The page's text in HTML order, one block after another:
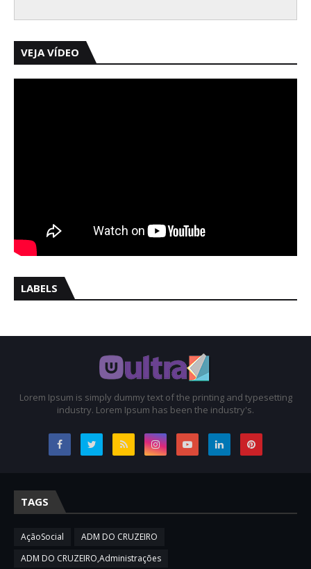
VEJA VÍDEO
LABELS
Lorem Ipsum is simply dummy text of the printing and typesetting
industry. Lorem Ipsum has been the industry's.
TAGS
AçãoSocial
ADM DO CRUZEIRO
ADM DO CRUZEIRO,Administrações